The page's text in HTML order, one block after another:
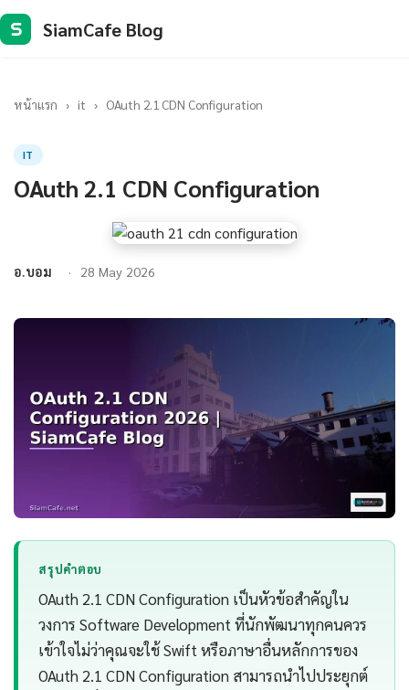
S SiamCafe Blog
หน้าแรก › it › OAuth 2.1 CDN Configuration
IT
OAuth 2.1 CDN Configuration
อ.บอม 28 May 2026
สรุปคำตอบ
OAuth 2.1 CDN Configuration เป็นหัวข้อสำคัญใน
วงการ Software Development ที่นักพัฒนาทุกคนควร
เข้าใจไม่ว่าคุณจะใช้ Swift หรือภาษาอื่นหลักการของ
OAuth 2.1 CDN Configuration สามารถนำไปประยุกต์